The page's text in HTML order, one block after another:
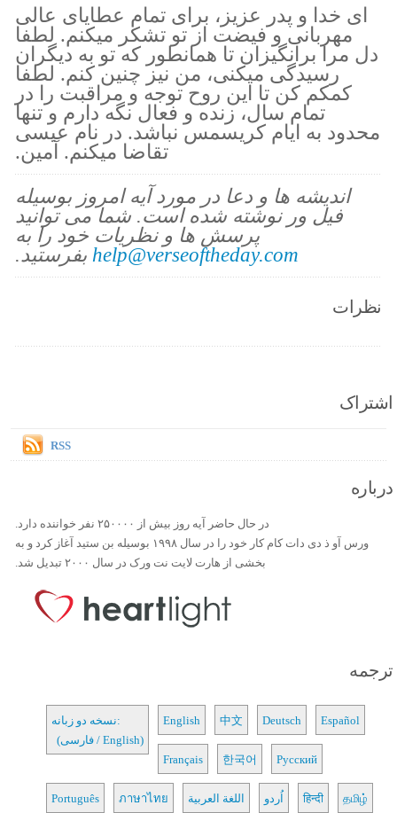
ای خدا و پدر عزیز، برای تمام عطایای عالی
مهربانی و فیضت از تو تشکر میکنم. لطفا
دل مرا برانگیزان تا همانطور که تو به دیگران
رسیدگی میکنی، من نیز چنین کنم. لطفا
کمکم کن تا این روح توجه و مراقبت را در
تمام سال، زنده و فعال نگه دارم و تنها
محدود به ایام کریسمس نباشد. در نام عیسی
تقاضا میکنم. آمین.
اندیشه ها و دعا در مورد آیه امروز بوسیله
فیل ور نوشته شده است. شما می توانید
پرسش ها و نظریات خود را به
help@verseoftheday.com بفرستید.
نظرات
اشتراک
RSS
درباره
در حال حاضر آیه روز بیش از ۲۵۰۰۰۰ نفر خواننده دارد.
ورس آو ذ دی دات کام کار خود را در سال ۱۹۹۸ بوسیله بن ستید آغاز کرد و به
بخشی از هارت لایت نت ورک در سال ۲۰۰۰ تبدیل شد.
ترجمه
نسخه دو زبانه:
(فارسی / English)
English 中文 Deutsch Español
Français 한국어 Русский
Português ภาษาไทย اللغة العربية اُردو हिन्दी தமிழ்